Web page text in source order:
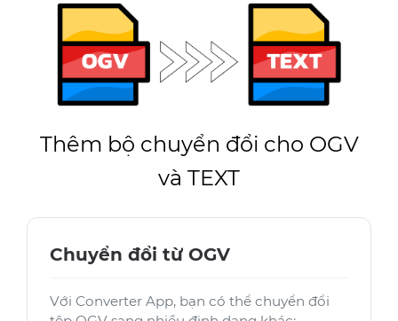
Thêm bộ chuyển đổi cho OGV
và TEXT
Chuyển đổi từ OGV
Với Converter App, bạn có thể chuyển đổi